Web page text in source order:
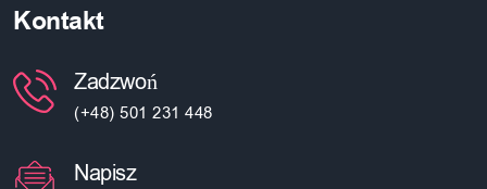
Kontakt
Zadzwoń
(+48) 501 231 448
Napisz